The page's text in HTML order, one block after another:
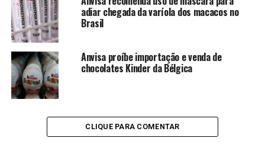
adiar chegada da varíola dos macacos no
Brasil
Anvisa proíbe importação e venda de
chocolates Kinder da Bélgica
CLIQUE PARA COMENTAR